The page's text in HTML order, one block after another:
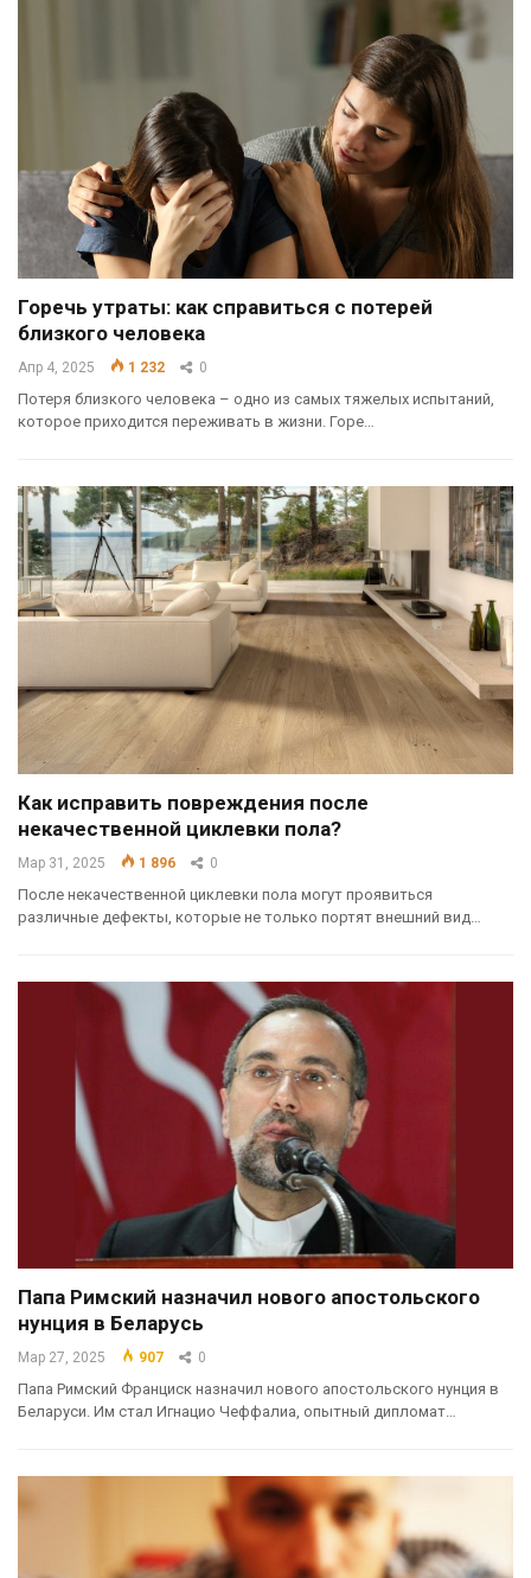
Горечь утраты: как справиться с потерей
близкого человека
Апр 4, 2025 1 232 0
Потеря близкого человека – одно из самых тяжелых испытаний,
которое приходится переживать в жизни. Горе…
Как исправить повреждения после
некачественной циклевки пола?
Мар 31, 2025 1 896 0
После некачественной циклевки пола могут проявиться
различные дефекты, которые не только портят внешний вид…
Папа Римский назначил нового апостольского
нунция в Беларусь
Мар 27, 2025 907 0
Папа Римский Франциск назначил нового апостольского нунция в
Беларуси. Им стал Игнацио Чеффалиа, опытный дипломат…